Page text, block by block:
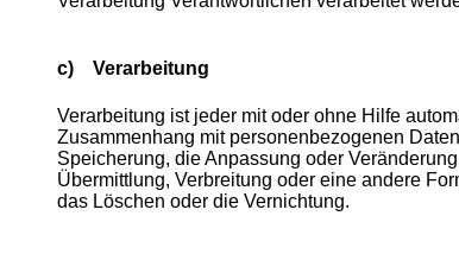
c) Verarbeitung
Verarbeitung ist jeder mit oder ohne Hilfe
Zusammenhang mit personenbezogenen
Speicherung, die Anpassung oder
Übermittlung, Verbreitung oder eine andere
das Löschen oder die Vernichtung.